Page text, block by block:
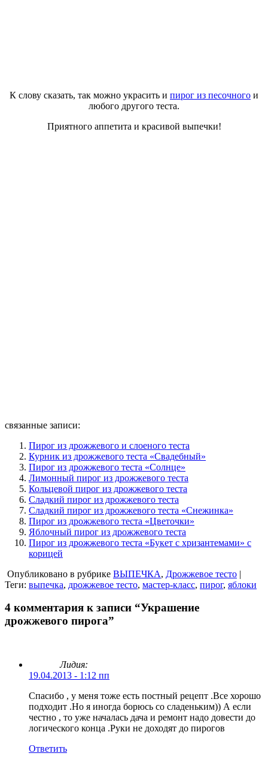
К слову сказать, так можно украсить и пирог из песочного и
любого другого теста.
Приятного аппетита и красивой выпечки!
связанные записи:
Пирог из дрожжевого и слоеного теста
Курник из дрожжевого теста «Свадебный»
Пирог из дрожжевого теста «Солнце»
Лимонный пирог из дрожжевого теста
Кольцевой пирог из дрожжевого теста
Сладкий пирог из дрожжевого теста
Сладкий пирог из дрожжевого теста «Снежинка»
Пирог из дрожжевого теста «Цветочки»
Яблочный пирог из дрожжевого теста
Пирог из дрожжевого теста «Букет с хризантемами» с
корицей
Опубликовано в рубрике ВЫПЕЧКА, Дрожжевое тесто |
Теги: выпечка, дрожжевое тесто, мастер-класс, пирог, яблоки
4 комментария к записи “Украшение
дрожжевого пирога”
Лидия:
19.04.2013 - 1:12 пп
Спасибо , у меня тоже есть постный рецепт .Все хорошо
подходит .Но я иногда борюсь со сладеньким)) А если
честно , то уже началась дача и ремонт надо довести до
логического конца .Руки не доходят до пирогов
Ответить